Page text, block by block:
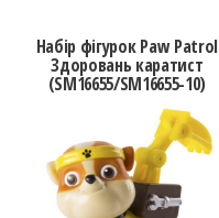
Набір фігурок Paw Patrol
Здоровань каратист
(SM16655/SM16655-10)